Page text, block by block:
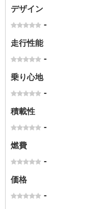
デザイン
-
走行性能
-
乗り心地
-
積載性
-
燃費
-
価格
-